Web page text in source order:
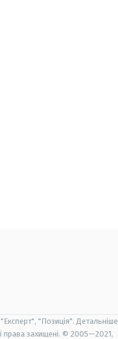
"Позиція". Детальніше
права захищені. © 2005—2021,